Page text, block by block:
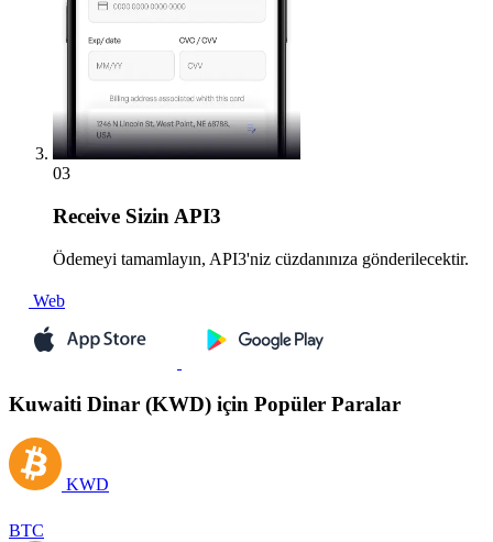
03
Receive Sizin API3
Ödemeyi tamamlayın, API3'niz cüzdanınıza gönderilecektir.
Web
Kuwaiti Dinar (KWD) için Popüler Paralar
KWD
BTC